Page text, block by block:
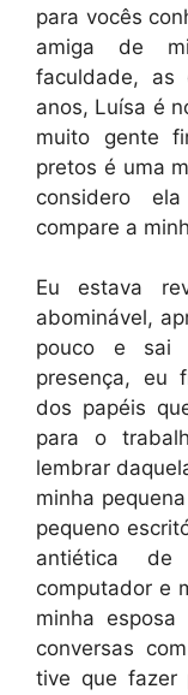
para vocês
amiga de
faculdade,
anos, Luísa é
muito gente
pretos é uma
considero
compare a
Eu estava
abominável,
pouco e sai
presença, eu
dos papéis
para o
lembrar
minha
pequeno
antiética
computador e
minha
conversas
tive que fazer